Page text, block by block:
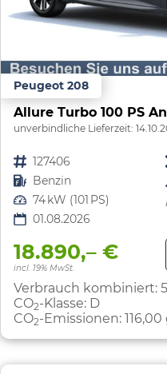
Peugeot 208
unverbindliche Lieferzeit:
Fahrzeugnr. 127406
Kraftstoff Benzin
Leistung 74 kW (101 PS)
01.08.2026
18.890,– €
incl. 19% MwSt.
Verbrauch kombiniert:
CO2-Klasse: D
CO2-Emissionen: